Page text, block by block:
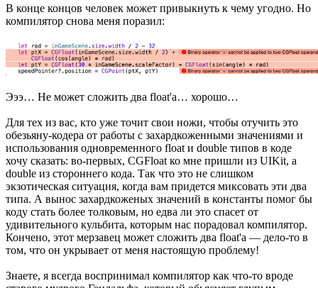
В конце концов человек может привыкнуть к чему угодно. Но
компилятор снова меня поразил:
Эээ… Не может сложить два float'а… хорошо…
Для тех из вас, кто уже точит свои ножи, чтобы отучить это
обезьяну-кодера от работы с захардкоженными значениями и
использования одновременного float и double типов в коде
хочу сказать: во-первых, CGFloat ко мне пришли из UIKit, а
double из стороннего кода. Так что это не слишком
экзотическая ситуация, когда вам придется миксовать эти два
типа. А вынос захардкоженых значений в константы помог бы
коду стать более толковым, но едва ли это спасет от
удивительного кульбита, которым нас порадовал компилятор.
Кончено, этот мерзавец может сложить два float'а — дело-то в
том, что он укрывает от меня настоящую проблему!
Знаете, я всегда воспринимал компилятор как что-то вроде